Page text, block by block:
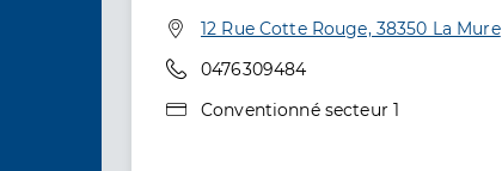
Adresse
12 Rue Cotte Rouge, 38350 La Mure
Téléphone
0476309484
Type de convention
Conventionné secteur 1